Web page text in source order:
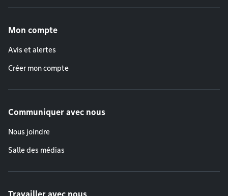
Mon compte
Avis et alertes
Créer mon compte
Communiquer avec nous
Nous joindre
Salle des médias